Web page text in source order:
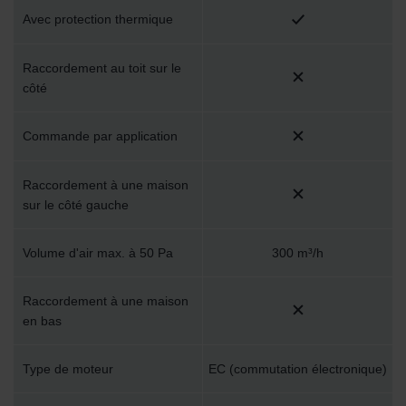
danych Zehnder
Avec protection thermique
Raccordement au toit sur le
côté
Commande par application
Raccordement à une maison
sur le côté gauche
Volume d'air max. à 50 Pa 300 m³/h
Raccordement à une maison
en bas
Type de moteur EC (commutation électronique)